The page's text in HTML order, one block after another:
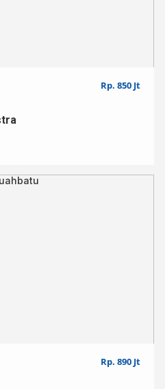
Rp. 850 Jt
Rp. 890 Jt